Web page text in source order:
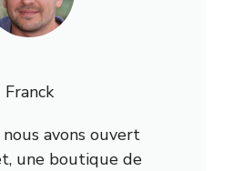
Franck
avons ouvert
une boutique de